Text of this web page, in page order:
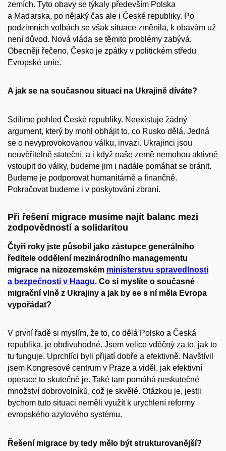
zemích. Tyto obavy se týkaly především Polska
a Maďarska, po nějaký čas ale i České republiky. Po
podzimních volbách se však situace změnila, k obavám už
není důvod. Nová vláda se těmito problémy zabývá.
Obecněji řečeno, Česko je zpátky v politickém středu
Evropské unie.
A jak se na současnou situaci na Ukrajině díváte?
Sdílíme pohled České republiky. Neexistuje žádný
argument, který by mohl obhájit to, co Rusko dělá. Jedná
se o nevyprovokovanou válku, invazi. Ukrajinci jsou
neuvěřitelně stateční, a i když naše země nemohou aktivně
vstoupit do války, budeme jim i nadále pomáhat se bránit.
Budeme je podporovat humanitárně a finančně.
Pokračovat budeme i v poskytování zbraní.
Při řešení migrace musíme najít balanc mezi
zodpovědností a solidaritou
Čtyři roky jste působil jako zástupce generálního
ředitele oddělení mezinárodního managementu
migrace na nizozemském ministerstvu spravedlnosti
a bezpečnosti v Haagu. Co si myslíte o současné
migrační vlně z Ukrajiny a jak by se s ní měla Evropa
vypořádat?
V první řadě si myslím, že to, co dělá Polsko a Česká
republika, je obdivuhodné. Jsem velice vděčný za to, jak to
tu funguje. Uprchlíci byli přijatí dobře a efektivně. Navštívil
jsem Kongresové centrum v Praze a viděl, jak efektivní
operace to skutečně je. Také tam pomáhá neskutečné
množství dobrovolníků, což je skvělé. Otázkou je, jestli
bychom tuto situaci neměli využít k urychlení reformy
evropského azylového systému.
Řešení migrace by tedy mělo být strukturovanější?